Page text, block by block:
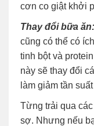
cơn co giật khởi
Thay đổi bữa ăn:
cũng có thể có
tinh bột và
này sẽ thay đổi
làm giảm tần
Từng trải qua
sợ. Nhưng nếu